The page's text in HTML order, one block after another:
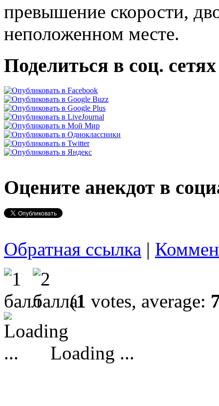
превышение скорости,
неположенном месте.
Поделиться в соц. сетях
Оцените анекдот в
Обратная ссылка |
(1 votes, average:
Loading ...